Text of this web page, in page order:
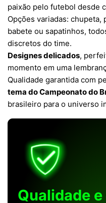
paixão pelo futebol desde
Opções variadas: chupeta,
babete ou sapatinhos,
discretos do time.
Designes delicados,
momento em uma
Qualidade garantida com
tema do Campeonato do
brasileiro para o universo
Qualidade